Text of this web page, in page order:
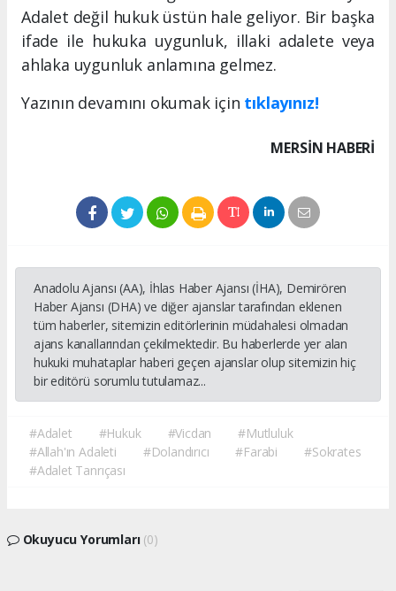
Adalet değil hukuk üstün hale geliyor. Bir başka
ifade ile hukuka uygunluk, illaki adalete veya
ahlaka uygunluk anlamına gelmez.
Yazının devamını okumak için tıklayınız!
MERSIN HABERİ
Anadolu Ajansı (AA), İhlas Haber Ajansı (İHA), Demirören
Haber Ajansı (DHA) ve diğer ajanslar tarafından eklenen
tüm haberler, sitemizin editörlerinin müdahalesi olmadan
ajans kanallarından çekilmektedir. Bu haberlerde yer alan
hukuki muhataplar haberi geçen ajanslar olup sitemizin hiç
bir editörü sorumlu tutulamaz...
#Adalet #Hukuk #Vicdan
#Mutluluk
#Allah'ın Adaleti
#Dolandırıcı #Farabi
#Sokrates
#Adalet Tanrıçası
Okuyucu Yorumları (0)